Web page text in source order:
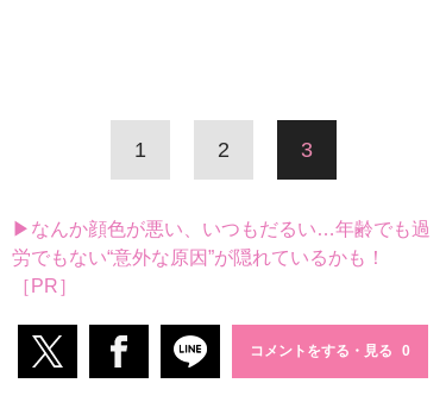
1 2 3
▶なんか顔色が悪い、いつもだるい…年齢でも過
労でもない“意外な原因”が隠れているかも！
［PR］
コメントをする・見る